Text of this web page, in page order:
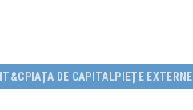
IT&C PIAȚA DE CAPITALPIEȚE EXTERNE